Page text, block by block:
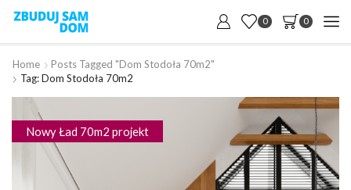
0 0
Home
Posts Tagged "dom Stodoła 70m2"
Tag: Dom Stodoła 70m2
Nowy Ład 70m2 projekt